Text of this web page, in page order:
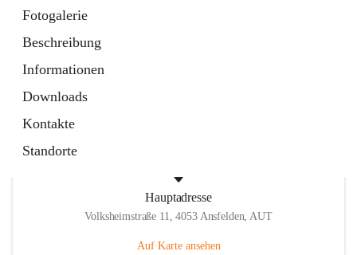
Fotogalerie
Beschreibung
Informationen
Downloads
Kontakte
Standorte
Termine
Artikel
öffnet
in
neuem
Tab
Artikel
in
Tab
Hauptadresse
Volksheimstraße 11, 4053 Ansfelden, AUT
Auf Karte ansehen